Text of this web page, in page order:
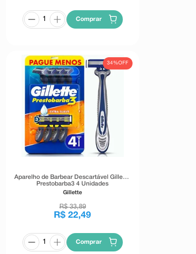
Comprar
34%OFF
Aparelho de Barbear Descartável Gillette
Prestobarba3 4 Unidades
Gillette
R$ 33,89
R$ 22,49
Comprar